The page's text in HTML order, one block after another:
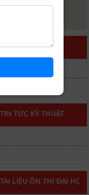
TỨC KINH TẾ
TIN TỨC KỸ THUẬT
TÀI LIỆU ÔN THI ĐẠI HỌC